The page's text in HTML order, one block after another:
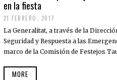
en la fiesta
21 FEBRERO, 2017
La Generalitat, a través de la
Seguridad y Respuesta a las
marco de la Comisión de Festejos
MORE